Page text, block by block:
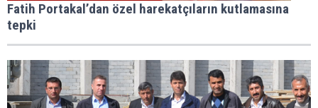
Fatih Portakal’dan özel harekatçıların kutlamasına
tepki